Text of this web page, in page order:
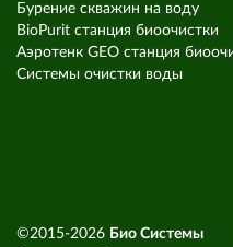
Бурение скважин на воду
BioPurit станция биоочистки
Аэротенк GEO станция
Системы очистки воды
©2015-2026 Био Системы